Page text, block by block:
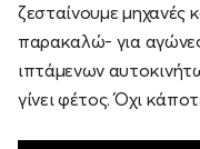
ζεσταίνουμε μηχανές
παρακαλώ- για
ιπτάμενων
γίνει φέτος. Όχι